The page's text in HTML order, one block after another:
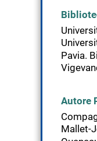
Autore
Mallet-